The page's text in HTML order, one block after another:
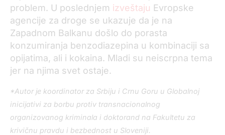
problem. U poslednjem izveštaju Evropske
agencije za droge se ukazuje da je na
Zapadnom Balkanu došlo do porasta
konzumiranja benzodiazepina u kombinaciji sa
opijatima, ali i kokaina. Mladi su neiscrpna tema
jer na njima svet ostaje.
*Autor je koordinator za Srbiju i Crnu Goru u Globalnoj
inicijativi za borbu protiv transnacionalnog
organizovanog kriminala i doktorand na Fakultetu za
krivičnu pravdu i bezbednost u Sloveniji.